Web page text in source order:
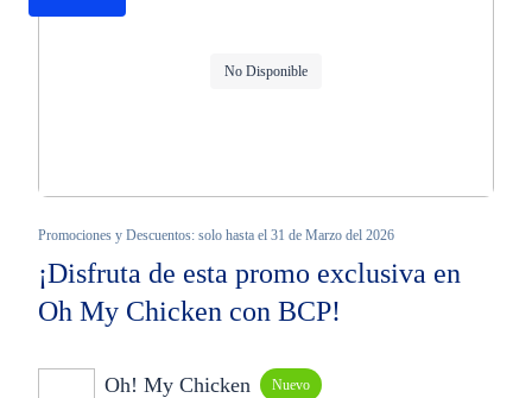
No Disponible
Promociones y Descuentos: solo hasta el 31 de Marzo del 2026
¡Disfruta de esta promo exclusiva en
Oh My Chicken con BCP!
Oh! My Chicken Nuevo